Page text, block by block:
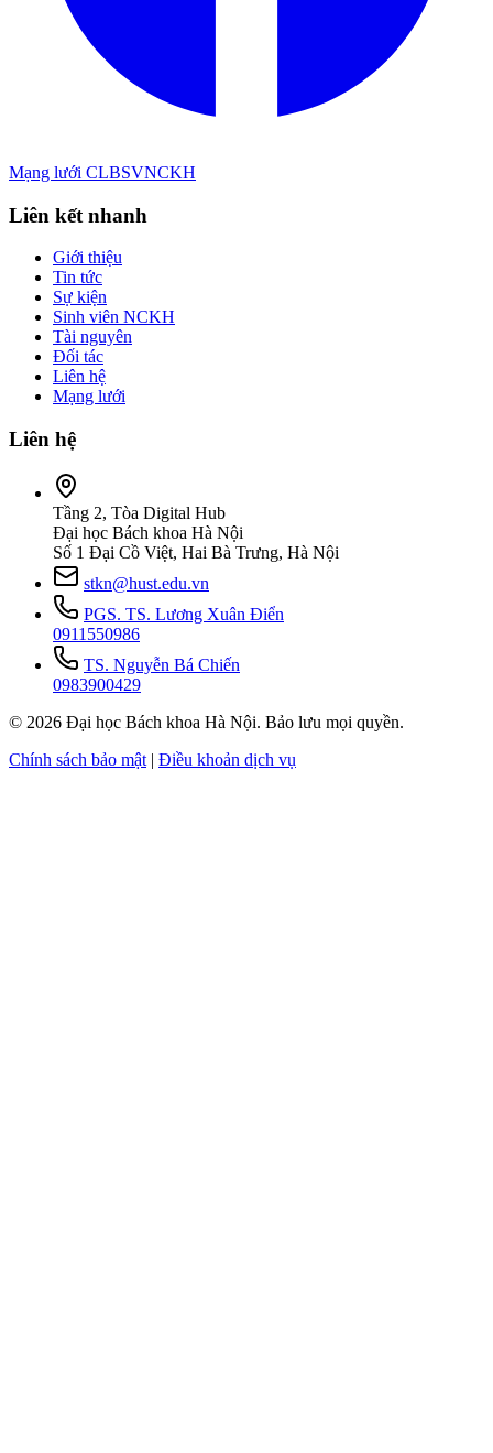
Mạng lưới CLBSVNCKH
Liên kết nhanh
Giới thiệu
Tin tức
Sự kiện
Sinh viên NCKH
Tài nguyên
Đối tác
Liên hệ
Mạng lưới
Liên hệ
Tầng 2, Tòa Digital Hub
Đại học Bách khoa Hà Nội
Số 1 Đại Cồ Việt, Hai Bà Trưng, Hà Nội
stkn@hust.edu.vn
PGS. TS. Lương Xuân Điển
0911550986
TS. Nguyễn Bá Chiến
0983900429
© 2026 Đại học Bách khoa Hà Nội. Bảo lưu mọi quyền.
Chính sách bảo mật | Điều khoản dịch vụ